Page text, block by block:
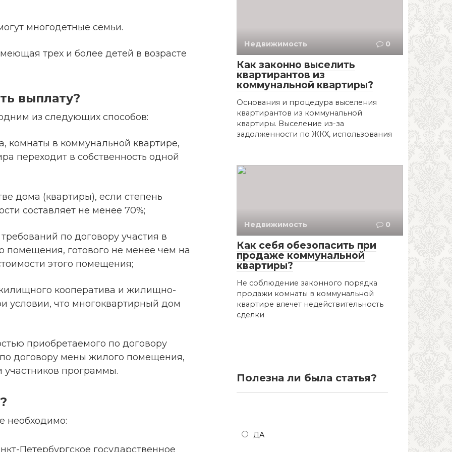
многодетные семьи.
трех и более детей в возрасте
выплату?
из следующих способов:
комнаты в коммунальной квартире,
переходит в собственность одной
дома (квартиры), если степень
составляет не менее 70%;
по договору участия в
помещения, готового не менее чем на
этого помещения;
кооператива и жилищно-
условии, что многоквартирный дом
приобретаемого по договору
договору мены жилого помещения,
участников программы.
необходимо:
Петербургское государственное
Недвижимость 0
Как законно выселить
квартирантов из
коммунальной квартиры?
Основания и процедура выселения
квартирантов из коммунальной
квартиры. Выселение из-за
задолженности по ЖКХ, использования
Недвижимость 0
Как себя обезопасить при
продаже коммунальной
квартиры?
Не соблюдение законного порядка
продажи комнаты в коммунальной
квартире влечет недействительность
сделки
Полезна ли была статья?
ДА